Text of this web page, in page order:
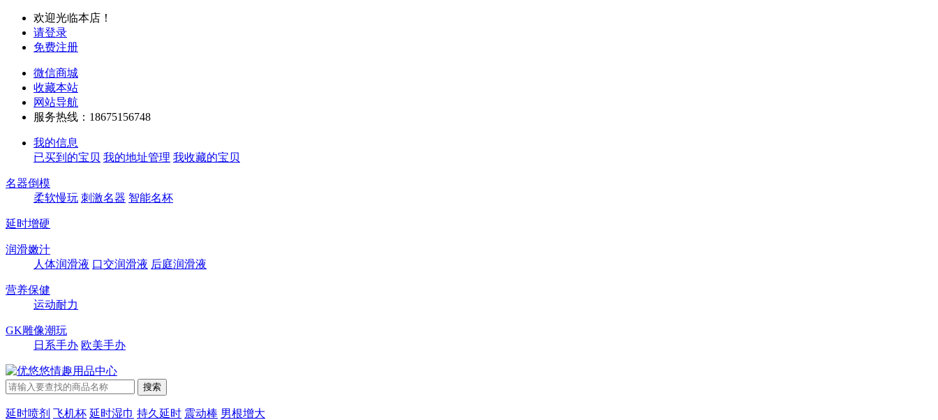
欢迎光临本店！
请登录
免费注册
微信商城
收藏本站
网站导航
服务热线：18675156748
我的信息
已买到的宝贝 我的地址管理 我收藏的宝贝
名器倒模
柔软慢玩 刺激名器 智能名杯
延时增硬
润滑嫩汁
人体润滑液 口交润滑液 后庭润滑液
营养保健
运动耐力
GK雕像潮玩
日系手办 欧美手办
延时喷剂 飞机杯 延时湿巾 持久延时 震动棒 男根增大